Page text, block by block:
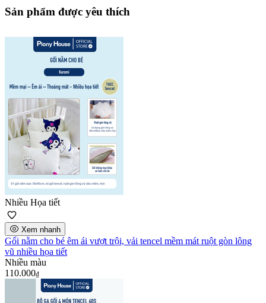
Sản phẩm được yêu thích
Nhiều Họa tiết
Xem nhanh
Gối nằm cho bé êm ái vượt trội, vải tencel mềm mát ruột gòn lông
vũ nhiều họa tiết
Nhiều màu
110.000₫